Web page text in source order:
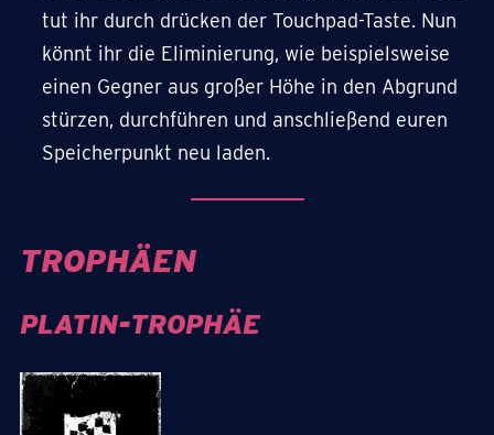
tut ihr durch drücken der Touchpad-Taste. Nun
könnt ihr die Eliminierung, wie beispielsweise
einen Gegner aus großer Höhe in den Abgrund
stürzen, durchführen und anschließend euren
Speicherpunkt neu laden.
TROPHÄEN
PLATIN-TROPHÄE